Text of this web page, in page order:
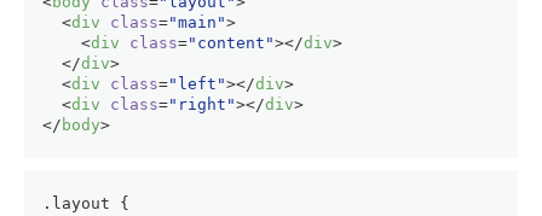
<div class="main">
<div class="content"></div>
</div>
<div class="left"></div>
<div class="right"></div>
</ body>
.layout {